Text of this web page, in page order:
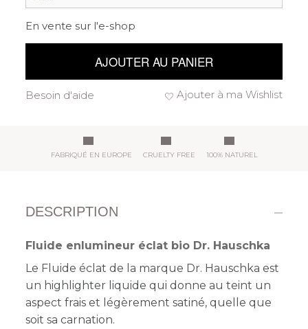
En vente sur l'e-shop
AJOUTER AU PANIER
Ajouter à ma Wishlist
Besoin d'aide
FABRIQUÉ EN EUROPE CRUELTY FREE 100% NATUREL
DESCRIPTION
Fluide enlumineur éclat bio Dr. Hauschka
Le Fluide éclat de la marque Dr. Hauschka est
un highlighter liquide quidonne au teint un
aspect frais et légèrement satiné, quelleque
soit sa carnation.